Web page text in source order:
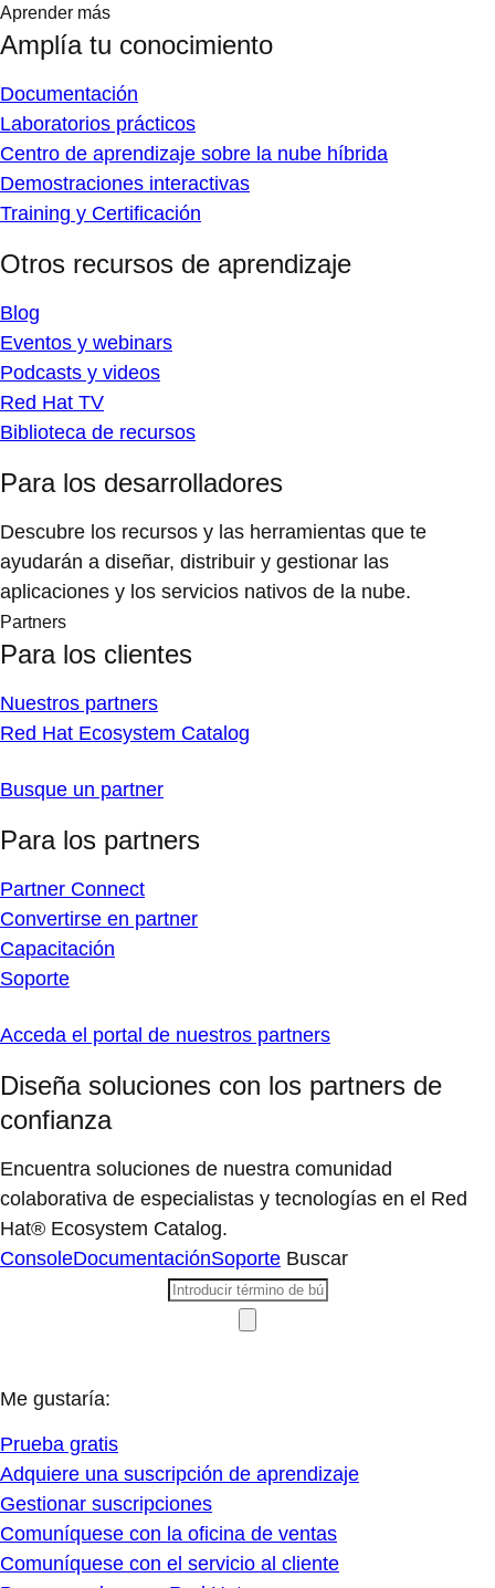
Aprender más
Amplía tu conocimiento
Documentación
Laboratorios prácticos
Centro de aprendizaje sobre la nube híbrida
Demostraciones interactivas
Training y Certificación
Otros recursos de aprendizaje
Blog
Eventos y webinars
Podcasts y videos
Red Hat TV
Biblioteca de recursos
Para los desarrolladores
Descubre los recursos y las herramientas que te
ayudarán a diseñar, distribuir y gestionar las
aplicaciones y los servicios nativos de la nube.
Partners
Para los clientes
Nuestros partners
Red Hat Ecosystem Catalog
Busque un partner
Para los partners
Partner Connect
Convertirse en partner
Capacitación
Soporte
Acceda el portal de nuestros partners
Diseña soluciones con los partners de
confianza
Encuentra soluciones de nuestra comunidad
colaborativa de especialistas y tecnologías en el Red
Hat® Ecosystem Catalog.
ConsoleDocumentaciónSoporte Buscar
Me gustaría:
Prueba gratis
Adquiere una suscripción de aprendizaje
Gestionar suscripciones
Comuníquese con la oficina de ventas
Comuníquese con el servicio al cliente